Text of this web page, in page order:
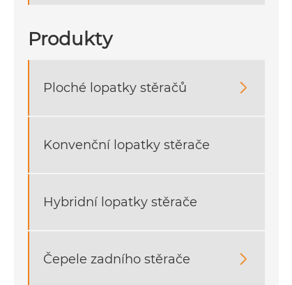
Produkty
Ploché lopatky stěračů 
Konvenční lopatky stěrače
Hybridní lopatky stěrače
Čepele zadního stěrače 